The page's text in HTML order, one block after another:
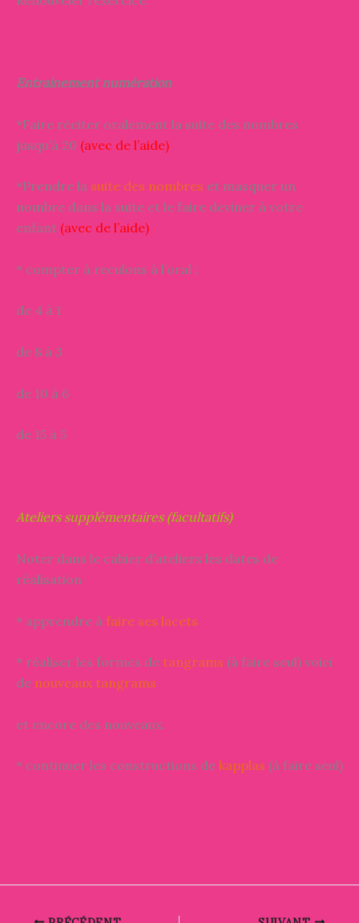
Entrainement numération
*Faire réciter oralement la suite des nombres
jusqu’à 20 (avec de l’aide)
*Prendre la suite des nombres et masquer un
nombre dans la suite et le faire deviner à votre
enfant (avec de l’aide)
* compter à reculons à l’oral :
de 4 à 1
de 8 à 3
de 10 à 6
de 15 à 5
Ateliers supplémentaires (facultatifs)
Noter dans le cahier d’ateliers les dates de
réalisation
* apprendre à faire ses lacets
* réaliser les formes de tangrams (à faire seul) voici
de nouveaux tangrams
et encore des nouveaux.
* continuer les constructions de kapplas (à faire seul)